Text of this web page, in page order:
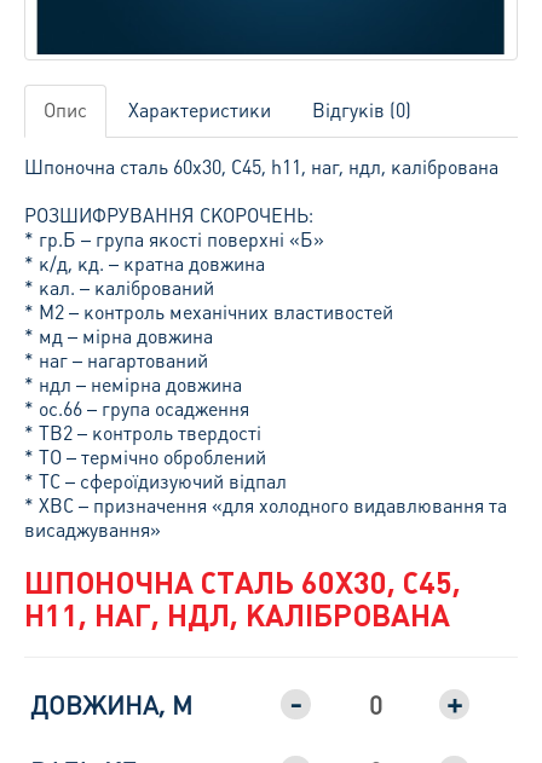
Опис Характеристики Відгуків (0)
Шпоночна сталь 60х30, С45, h11, наг, ндл, калібрована
РОЗШИФРУВАННЯ СКОРОЧЕНЬ:
* гр.Б – група якості поверхні «Б»
* к/д, кд. – кратна довжина
* кал. – калібрований
* М2 – контроль механічних властивостей
* мд – мірна довжина
* наг – нагартований
* ндл – немірна довжина
* ос.66 – група осадження
* ТВ2 – контроль твердості
* ТО – термічно оброблений
* ТС – сфероїдизуючий відпал
* ХВС – призначення «для холодного видавлювання та
висаджування»
ШПОНОЧНА СТАЛЬ 60Х30, С45,
H11, НАГ, НДЛ, КАЛІБРОВАНА
ДОВЖИНА, М - +